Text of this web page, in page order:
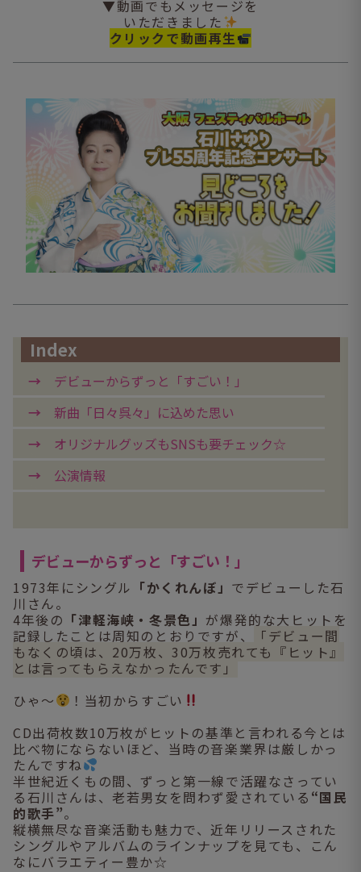
▼動画でもメッセージを
いただきました
クリックで動画再生
Index
デビューからずっと「すごい！」
新曲「日々呉々」に込めた思い
オリジナルグッズもSNSも要チェック☆
公演情報
デビューからずっと「すごい！」
1973年にシングル 「かくれんぼ」 でデビューした石
川さん。
4年後の 「津軽海峡・冬景色」 が爆発的な大ヒットを
記録したことは周知のとおりですが、
「デビュー間
もなくの頃は、20万枚、30万枚売れても『ヒット』
とは言ってもらえなかったんです」
ひゃ～
！当初からすごい
CD出荷枚数10万枚がヒットの基準と言われる今とは
比べ物にならないほど、当時の音楽業界は厳しかっ
たんですね
半世紀近くもの間、ずっと第一線で活躍なさってい
る石川さんは、老若男女を問わず愛されている “国民
的歌手”。
縦横無尽な音楽活動も魅力で、近年リリースされた
シングルやアルバムのラインナップを見ても、こん
なにバラエティー豊か☆